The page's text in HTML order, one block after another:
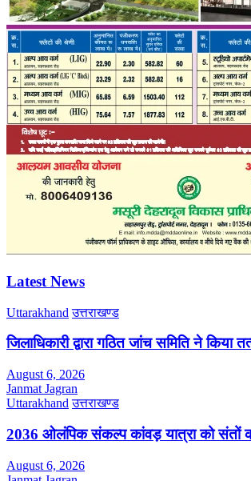
Latest News
Uttarakhand उत्तराखण्ड
जिलाधिकारी द्वारा गठित जांच समिति ने
August 6, 2026
Janmat Jagran
Uttarakhand उत्तराखण्ड
2036 ओलंपिक संकल्प कांवड़ यात्रा को संतों
August 6, 2026